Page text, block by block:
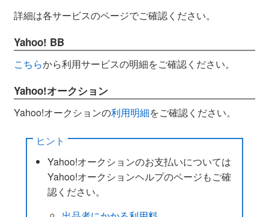
詳細は各サービスのページでご確認ください。
Yahoo! BB
こちらから利用サービスの明細をご確認ください。
Yahoo!オークション
Yahoo!オークションの利用明細をご確認ください。
ヒント
Yahoo!オークションのお支払いについては
Yahoo!オークションヘルプのページもご確
認ください。